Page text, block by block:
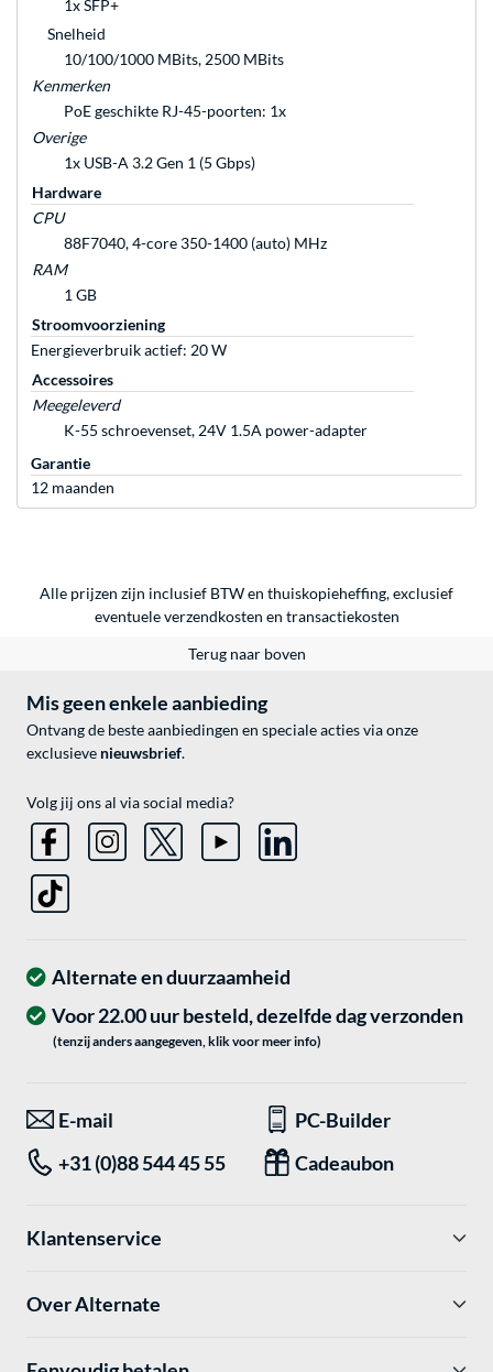
1x SFP+
Snelheid
10/100/1000 MBits, 2500 MBits
Kenmerken
PoE geschikte RJ-45-poorten: 1x
Overige
1x USB-A 3.2 Gen 1 (5 Gbps)
Hardware
CPU
88F7040, 4-core 350-1400 (auto) MHz
RAM
1 GB
Stroomvoorziening
Energieverbruik actief: 20 W
Accessoires
Meegeleverd
K-55 schroevenset, 24V 1.5A power-adapter
Garantie
12 maanden
Alle prijzen zijn inclusief BTW en thuiskopieheffing, exclusief
eventueleverzendkosten en transactiekosten
Terug naar boven
Mis geen enkele aanbieding
Ontvang de beste aanbiedingen en speciale acties via onze
exclusieve nieuwsbrief.
Volg jij ons al via social media?
Alternate en duurzaamheid
Voor 22.00 uur besteld, dezelfde dag verzonden
(tenzij anders aangegeven, klik voor meer info)
E-mail
PC-Builder
+31 (0)88 544 45 55
Cadeaubon
Klantenservice
Over Alternate